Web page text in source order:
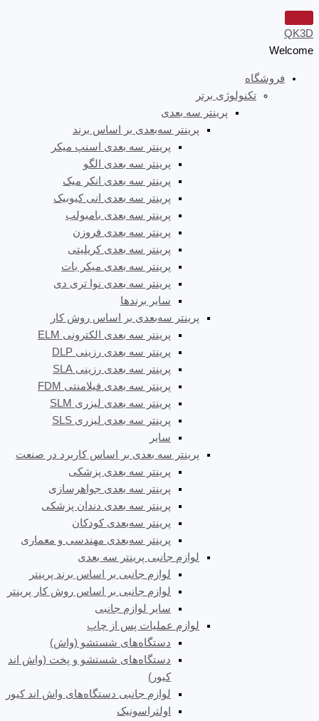
QK3D
Welcome
فروشگاه
تکنولوژی برتر
پرینتر سه‌ بعدی
پرینتر سه‌بعدی بر اساس برند
پرینتر سه بعدی اسنپ میکر
پرینتر سه بعدی الگو
پرینتر سه بعدی انکر میک
پرینتر سه بعدی انی کیوبیک
پرینتر سه بعدی بامبولب
پرینتر سه بعدی فروزن
پرینتر سه بعدی کریلیتی
پرینتر سه بعدی میکر بات
پرینتر سه بعدی نوا تری دی
سایر برندها
پرینتر سه‌بعدی بر اساس روش کار
پرینتر سه بعدی الکترونی ELM
پرینتر سه بعدی رزینی DLP
پرینتر سه بعدی رزینی SLA
پرینتر سه بعدی فیلامنتی FDM
پرینتر سه بعدی لیزری SLM
پرینتر سه بعدی لیزری SLS
سایر
پرینتر سه بعدی بر اساس کاربرد در صنعت
پرینتر سه بعدی پزشکی
پرینتر سه بعدی جواهرسازی
پرینتر سه بعدی دندان پزشکی
پرینتر سه‌بعدی کودکان
پرینتر سه‌بعدی مهندسی و معماری
لوازم جانبی پرینتر سه بعدی
لوازم جانبی بر اساس برند پرینتر
لوازم جانبی بر اساس روش کار پرینتر
سایر لوازم جانبی
لوازم عملیات پس از چاپ
دستگاه‌های شستشو (واش)
دستگاه‌های شستشو و پخت (واش اند
کیور)
لوازم جانبی دستگاه‌های واش اند کیور
اولتراسونیک